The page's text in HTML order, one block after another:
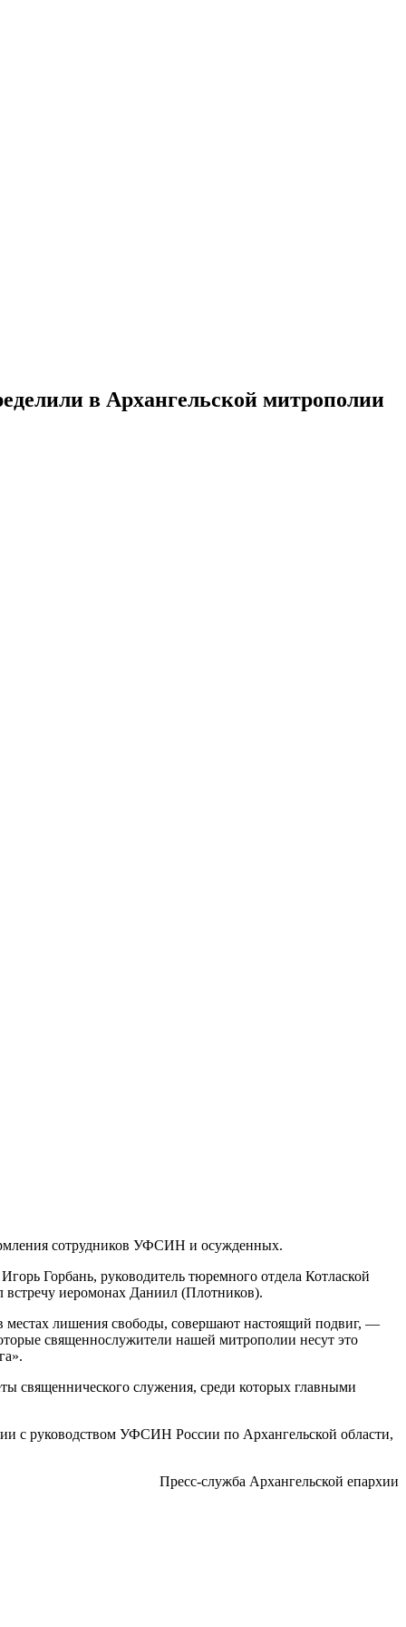
в Архангельской митрополии
сотрудников УФСИН и осужденных.
Горбань, руководитель тюремного отдела Котлаской
встречу иеромонах Даниил (Плотников).
лишения свободы, совершают настоящий подвиг, —
священнослужители нашей митрополии несут это
священнического служения, среди которых главными
с руководством УФСИН России по Архангельской области,
Пресс-служба Архангельской епархии